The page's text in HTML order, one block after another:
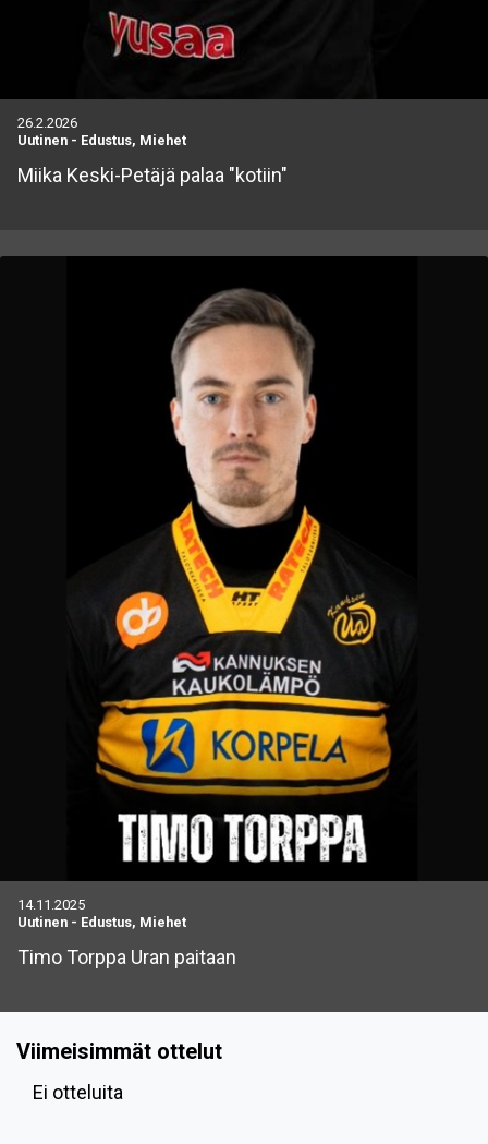
26.2.2026
Uutinen - Edustus, Miehet
Miika Keski-Petäjä palaa "kotiin"
14.11.2025
Uutinen - Edustus, Miehet
Timo Torppa Uran paitaan
Viimeisimmät ottelut
Ei otteluita